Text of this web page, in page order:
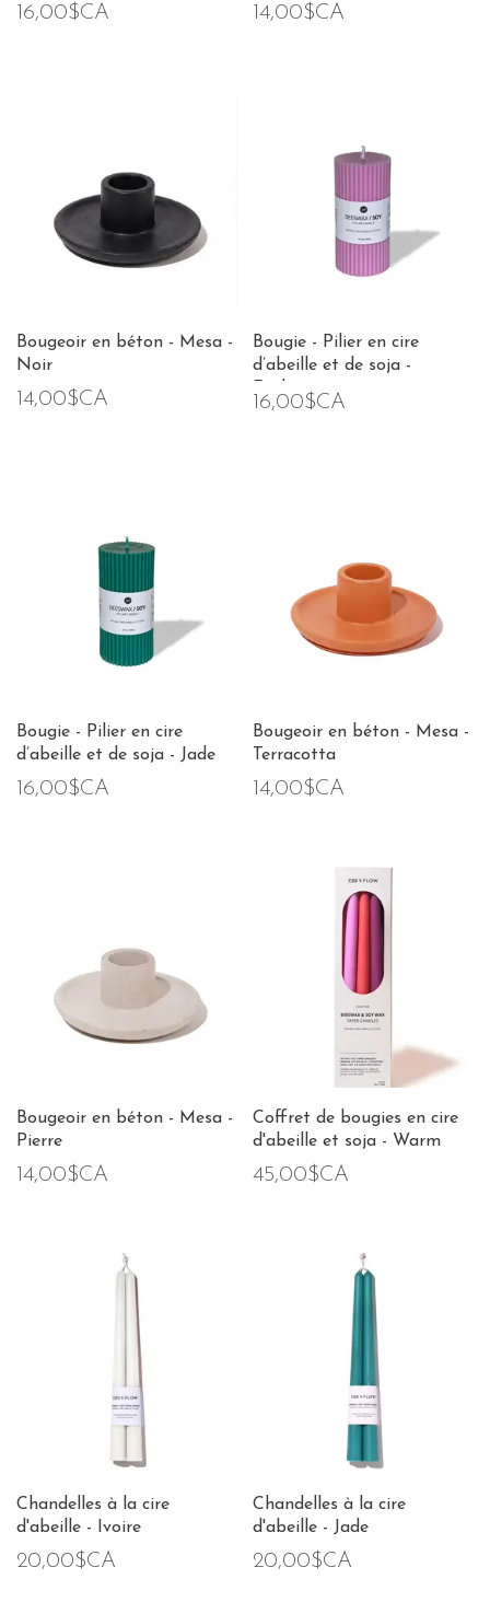
16,00$CA 14,00$CA
Bougeoir en béton - Mesa -
Noir
14,00$CA
Bougie - Pilier en cire
d’abeille et de soja -
Fuchsia
16,00$CA
Bougie - Pilier en cire
d’abeille et de soja - Jade
16,00$CA
Bougeoir en béton - Mesa -
Terracotta
14,00$CA
Bougeoir en béton - Mesa -
Pierre
14,00$CA
Coffret de bougies en cire
d'abeille et soja - Warm
45,00$CA
Chandelles à la cire
d'abeille - Ivoire
20,00$CA
Chandelles à la cire
d'abeille - Jade
20,00$CA